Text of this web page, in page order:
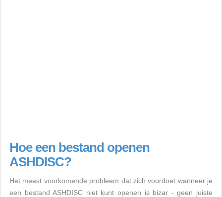
Hoe een bestand openen
ASHDISC?
Het meest voorkomende probleem dat zich voordoet wanneer je
een bestand ASHDISC niet kunt openen is bizar - geen juiste